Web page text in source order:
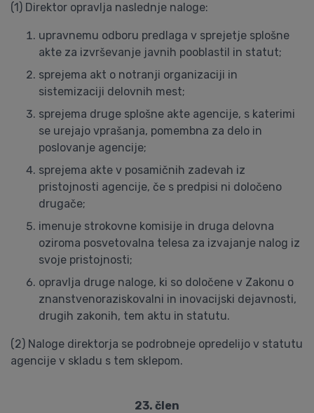
(1) Direktor opravlja naslednje naloge:
upravnemu odboru predlaga v sprejetje splošne
akte za izvrševanje javnih pooblastil in statut;
sprejema akt o notranji organizaciji in
sistemizaciji delovnih mest;
sprejema druge splošne akte agencije, s katerimi
se urejajo vprašanja, pomembna za delo in
poslovanje agencije;
sprejema akte v posamičnih zadevah iz
pristojnosti agencije, če s predpisi ni določeno
drugače;
imenuje strokovne komisije in druga delovna
oziroma posvetovalna telesa za izvajanje nalog iz
svoje pristojnosti;
opravlja druge naloge, ki so določene v Zakonu o
znanstvenoraziskovalni in inovacijski dejavnosti,
drugih zakonih, tem aktu in statutu.
(2) Naloge direktorja se podrobneje opredelijo v statutu
agencije v skladu s tem sklepom.
23. člen